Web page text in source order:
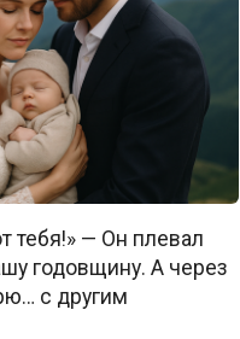
тебя!» — Он плевал
годовщину. А через
с другим